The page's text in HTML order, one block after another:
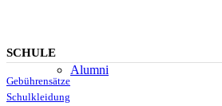
Alumni
SCHULE
Gebührensätze
Schulkleidung